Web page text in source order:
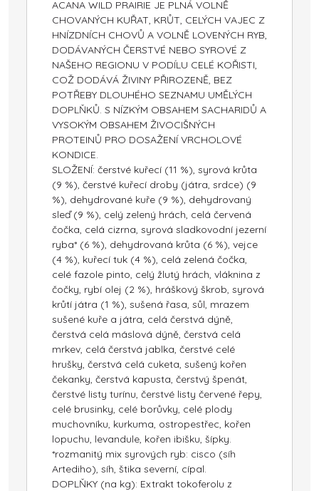
ACANA WILD PRAIRIE JE PLNÁ VOLNĚ
CHOVANÝCH KUŘAT, KRŮT, CELÝCH VAJEC Z
HNÍZDNÍCH CHOVŮ A VOLNĚ LOVENÝCH RYB,
DODÁVANÝCH ČERSTVÉ NEBO SYROVÉ Z
NAŠEHO REGIONU V PODÍLU CELÉ KOŘISTI,
COŽ DODÁVÁ ŽIVINY PŘIROZENĚ, BEZ
POTŘEBY DLOUHÉHO SEZNAMU UMĚLÝCH
DOPLŇKŮ. S NÍZKÝM OBSAHEM SACHARIDŮ A
VYSOKÝM OBSAHEM ŽIVOCIŠNÝCH
PROTEINŮ PRO DOSAŽENÍ VRCHOLOVÉ
KONDICE.
SLOŽENÍ: čerstvé kuřecí (11 %), syrová krůta
(9 %), čerstvé kuřecí droby (játra, srdce) (9
%), dehydrované kuře (9 %), dehydrovaný
sleď (9 %), celý zelený hrách, celá červená
čočka, celá cizrna, syrová sladkovodní jezerní
ryba* (6 %), dehydrovaná krůta (6 %), vejce
(4 %), kuřecí tuk (4 %), celá zelená čočka,
celé fazole pinto, celý žlutý hrách, vláknina z
čočky, rybí olej (2 %), hráškový škrob, syrová
krůtí játra (1 %), sušená řasa, sůl, mrazem
sušené kuře a játra, celá čerstvá dýně,
čerstvá celá máslová dýně, čerstvá celá
mrkev, celá čerstvá jablka, čerstvé celé
hrušky, čerstvá celá cuketa, sušený kořen
čekanky, čerstvá kapusta, čerstvý špenát,
čerstvé listy turínu, čerstvé listy červené řepy,
celé brusinky, celé borůvky, celé plody
muchovníku, kurkuma, ostropestřec, kořen
lopuchu, levandule, kořen ibišku, šípky.
*rozmanitý mix syrových ryb: cisco (síh
Artediho), síh, štika severní, cípal.
DOPLŇKY (na kg): Extrakt tokoferolu z